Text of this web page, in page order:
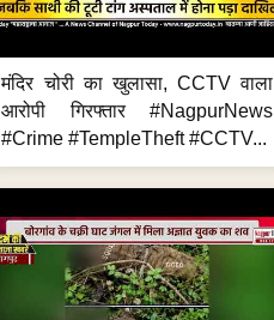
मंदिर चोरी का खुलासा, CCTV वाला
आरोपी गिरफ्तार #NagpurNews
#Crime #TempleTheft #CCTV...